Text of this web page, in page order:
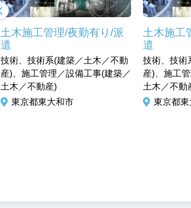
土木施工管理/夜勤有り/派
遣
技術、技術系(建築／土木／不動
産)、施工管理／設備工事(建築／
土木／不動産)
東京都東大和市
土木施工
遣
技術、技術
産)、施工
土木／不動
東京都